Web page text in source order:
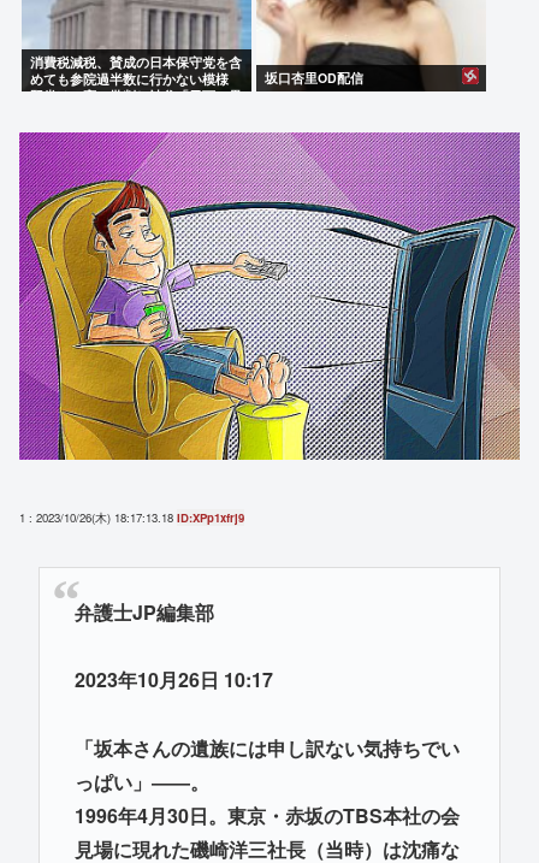
消費税減税、賛成の日本保守党を含
めても参院過半数に行かない模様
野党は一斉に批判し神谷「天下の愚
坂口杏里OD配信
1 : 2023/10/26(木) 18:17:13.18 ID:XPp1xfrj9
弁護士JP編集部
2023年10月26日 10:17
「坂本さんの遺族には申し訳ない気持ちでい
っぱい」――。
1996年4月30日。東京・赤坂のTBS本社の会
見場に現れた磯崎洋三社長（当時）は沈痛な